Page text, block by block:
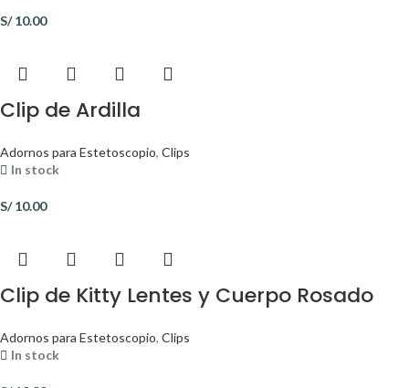
S/10.00
Clip de Ardilla
Adornos para Estetoscopio, Clips
In stock
S/10.00
Clip de Kitty Lentes y Cuerpo Rosado
Adornos para Estetoscopio, Clips
In stock